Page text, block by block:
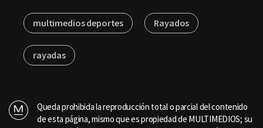
multimedios deportes Rayados
rayadas
Queda prohibida la reproducción total o parcial del contenido
de esta página, mismo que es propiedad de MULTIMEDIOS; su